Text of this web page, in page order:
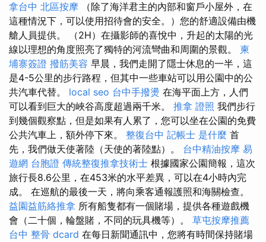
拿台中 北區按摩 （除了海洋君主的內部和窗戶小屋外，在
這種情況下，可以使用招待會的安全。）您的舒適設備由機
艙人員提供。 （2H）在攝影師的喜悅中，升起的太陽的光
線以理想的角度照亮了獨特的河流彎曲和周圍的景觀。 柬
埔寨簽證 撥筋美容 早晨，我們走開了隱士休息的一半，這
是4-5公里的步行路程，但其中一些車站可以用公園中的公
共汽車代替。 local seo 台中手撥燙 在海平面上方，人們
可以看到巨大的峽谷高度超過兩千米。 推拿 證照 我們步行
到幾個觀察點，但是如果有人累了，您可以坐在公園的免費
公共汽車上，額外停下來。 整復台中 記帳士 是什麼 首
先，我們做天使著陸（天使的著陸點）。 台中精油按摩 易
遊網 台胞證 傳統整復推拿技術士 根據國家公園簡報，這次
旅行長8.6公里，在453米的水平差異，可以在4小時內完
成。 在巡航的最後一天，將向乘客通報護照和海關檢查。
益園益筋絡推拿 所有船隻都有一個賭場，提供各種遊戲機
會（二十個，輪盤賭，不同的玩具機等）。 草屯按摩推薦
台中 整骨 dcard 在每日新聞通訊中，您將有時間保持賭場